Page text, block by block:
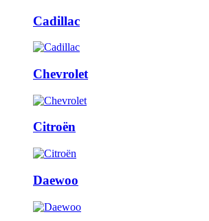
Cadillac
Chevrolet
Citroën
Daewoo